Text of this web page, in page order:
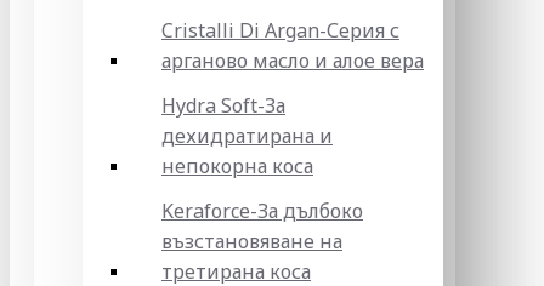
Cristalli Di Argan-Серия с
арганово масло и алое вера
Hydra Soft-За
дехидратирана и
непокорна коса
Keraforce-За дълбоко
възстановяване на
третирана коса